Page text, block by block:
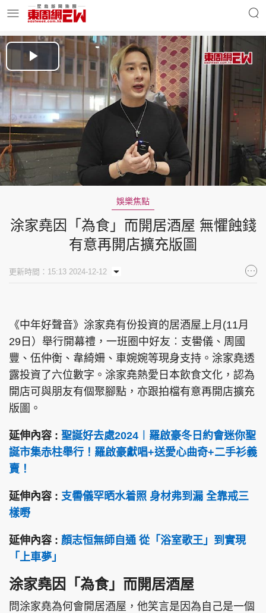
明星名人 時事財經
東周Ladies 優享生活
東周食玩通 會員活動
玄學靈異 東周專欄
東周刊 cazbuyer 東Touch
頭條搵工 EDUPLUS
Play
Video
娛樂焦點
涂家堯因「為食」而開居酒屋 無懼蝕錢
有意再開店擴充版圖
更新時間：15:13 2024-12-12
《中年好聲音》涂家堯有份投資的居酒屋上月(11月
29日）舉行開幕禮，一班圈中好友︰支嚳儀、周國
豐、伍仲衡、韋綺姍、車婉婉等現身支持。涂家堯透
露投資了六位數字。涂家堯熱愛日本飲食文化，認為
開店可與朋友有個聚腳點，亦跟拍檔有意再開店擴充
版圖。
延伸內容 : 聖誕好去處2024︱羅啟豪冬日約會迷你聖
誕市集赤柱舉行！羅啟豪獻唱+送愛心曲奇+二手衫義
賣！
延伸內容 : 支嚳儀罕晒水着照 身材弗到漏 全靠戒三
樣嘢
延伸內容 : 顏志恒無師自通 從「浴室歌王」到實現
「上車夢」
涂家堯因「為食」而開居酒屋
問涂家堯為何會開居酒屋，他笑言是因為自己是一個